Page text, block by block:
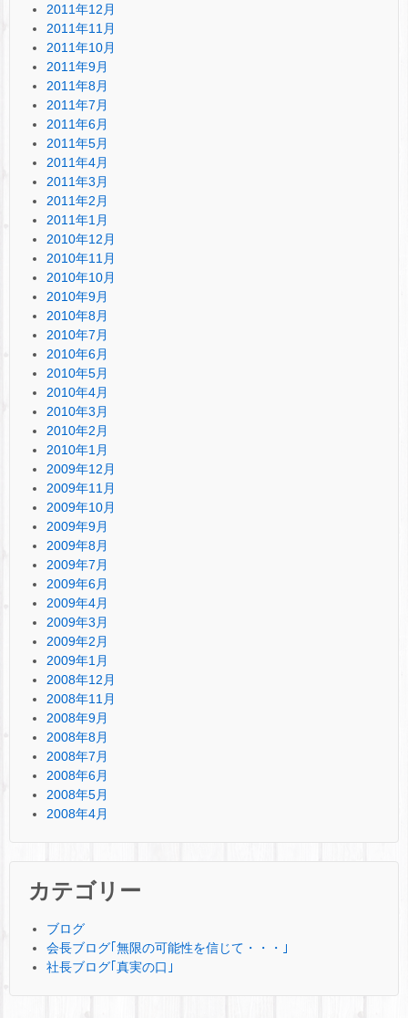
2011年12月
2011年11月
2011年10月
2011年9月
2011年8月
2011年7月
2011年6月
2011年5月
2011年4月
2011年3月
2011年2月
2011年1月
2010年12月
2010年11月
2010年10月
2010年9月
2010年8月
2010年7月
2010年6月
2010年5月
2010年4月
2010年3月
2010年2月
2010年1月
2009年12月
2009年11月
2009年10月
2009年9月
2009年8月
2009年7月
2009年6月
2009年4月
2009年3月
2009年2月
2009年1月
2008年12月
2008年11月
2008年9月
2008年8月
2008年7月
2008年6月
2008年5月
2008年4月
カテゴリー
ブログ
会長ブログ｢無限の可能性を信じて・・・｣
社長ブログ｢真実の口｣